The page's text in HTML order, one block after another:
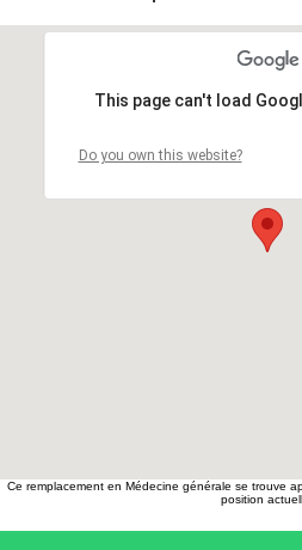
This page can't load
Do you own this website?
Ce remplacement en Médecine générale se trouve
position